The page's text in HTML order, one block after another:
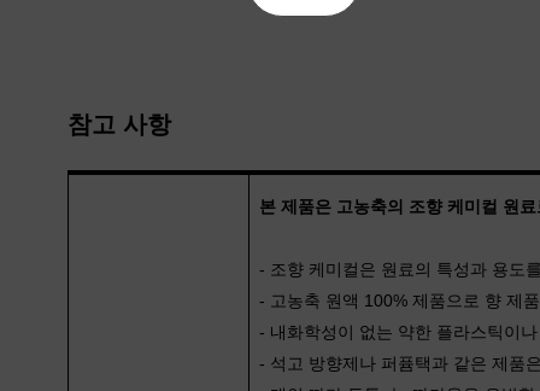
참고 사항
본 제품은 고농축의 조향 케미컬 원
- 조향 케미컬은 원료의 특성과 용도
- 고농축 원액 100% 제품으로 향 제
- 내화학성이 없는 약한 플라스틱이
- 석고 방향제나 퍼퓸택과 같은 제품